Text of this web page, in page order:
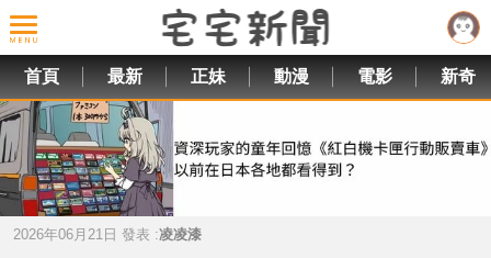
首頁 最新 正妹 動漫 電影 新奇
2026年06月21日 發表 :凌凌漆